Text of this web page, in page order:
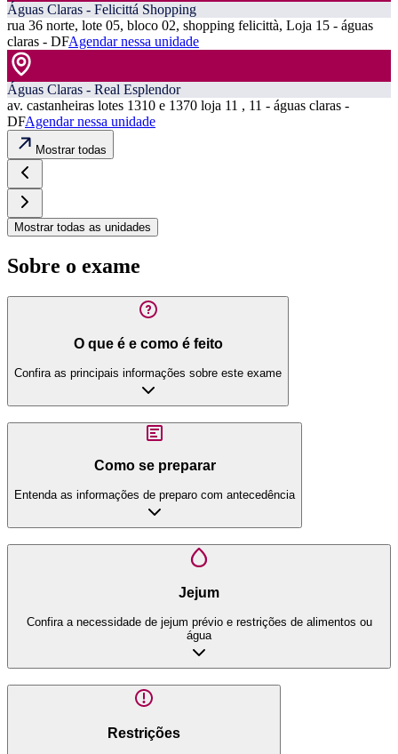
Águas Claras - Felicittá Shopping
rua 36 norte, lote 05, bloco 02, shopping felicittà, Loja 15 - águas
claras - DFAgendar nessa unidade
Águas Claras - Real Esplendor
av. castanheiras lotes 1310 e 1370 loja 11 , 11 - águas claras -
DFAgendar nessa unidade
Mostrar todas
Mostrar todas as unidades
Sobre o exame
O que é e como é feito
Confira as principais informações sobre este exame
Como se preparar
Entenda as informações de preparo com antecedência
Jejum
Confira a necessidade de jejum prévio e restrições de alimentos ou
água
Restrições